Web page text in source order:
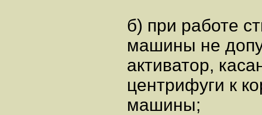
б) при работе
машины не
активатор,
центрифуги к
машины;